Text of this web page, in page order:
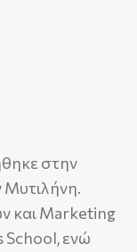
στην
Μυτιλήνη.
και Marketing
School, ενώ